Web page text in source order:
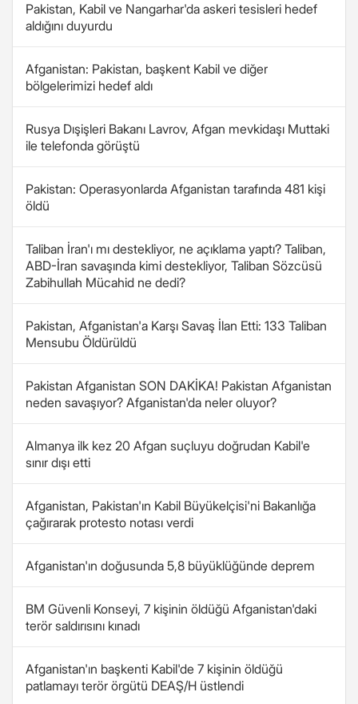
Pakistan, Kabil ve Nangarhar'da askeri tesisleri hedef
aldığını duyurdu
Afganistan: Pakistan, başkent Kabil ve diğer
bölgelerimizi hedef aldı
Rusya Dışişleri Bakanı Lavrov, Afgan mevkidaşı Muttaki
ile telefonda görüştü
Pakistan: Operasyonlarda Afganistan tarafında 481 kişi
öldü
Taliban İran'ı mı destekliyor, ne açıklama yaptı? Taliban,
ABD-İran savaşında kimi destekliyor, Taliban Sözcüsü
Zabihullah Mücahid ne dedi?
Pakistan, Afganistan'a Karşı Savaş İlan Etti: 133 Taliban
Mensubu Öldürüldü
Pakistan Afganistan SON DAKİKA! Pakistan Afganistan
neden savaşıyor? Afganistan'da neler oluyor?
Almanya ilk kez 20 Afgan suçluyu doğrudan Kabil'e
sınır dışı etti
Afganistan, Pakistan'ın Kabil Büyükelçisi'ni Bakanlığa
çağırarak protesto notası verdi
Afganistan'ın doğusunda 5,8 büyüklüğünde deprem
BM Güvenli Konseyi, 7 kişinin öldüğü Afganistan'daki
terör saldırısını kınadı
Afganistan'ın başkenti Kabil'de 7 kişinin öldüğü
patlamayı terör örgütü DEAŞ/H üstlendi